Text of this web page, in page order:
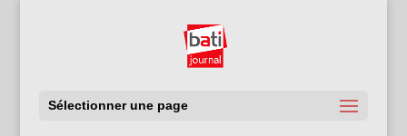
Sélectionner une page